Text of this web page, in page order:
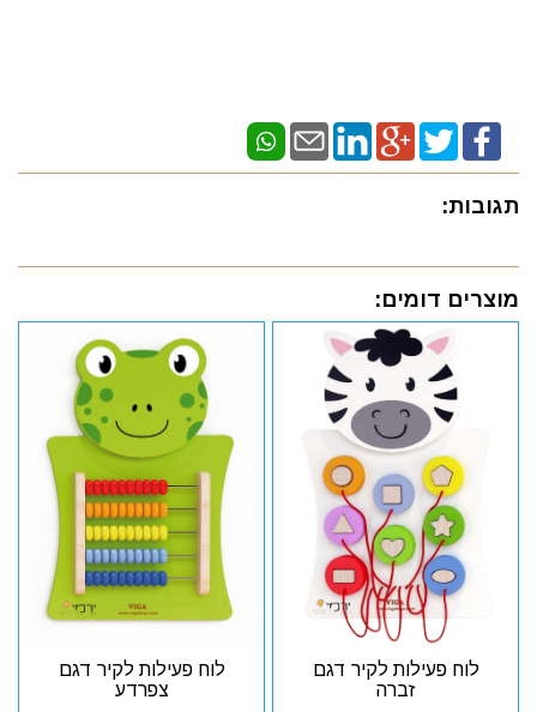
תגובות:
מוצרים דומים:
לוח פעילות לקיר דגם
זברה
לוח פעילות לקיר דגם
צפרדע